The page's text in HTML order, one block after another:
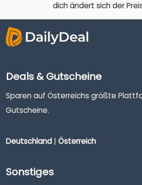
dich ändert sich der
Deals & Gutscheine
Sparen auf Österreichs größte
Gutscheine.
Deutschland | Österreich
Sonstiges